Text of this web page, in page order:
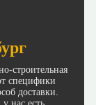
строительная
специфики
доставки.